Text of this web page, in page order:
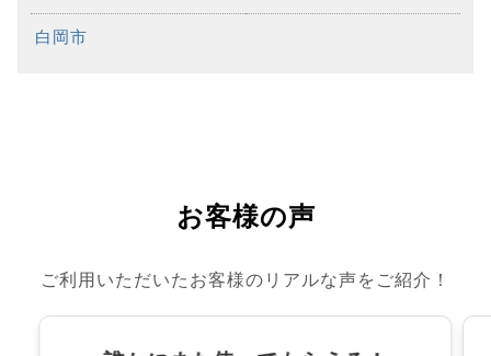
白岡市
お客様の声
ご利用いただいたお客様のリアルな声をご紹介！